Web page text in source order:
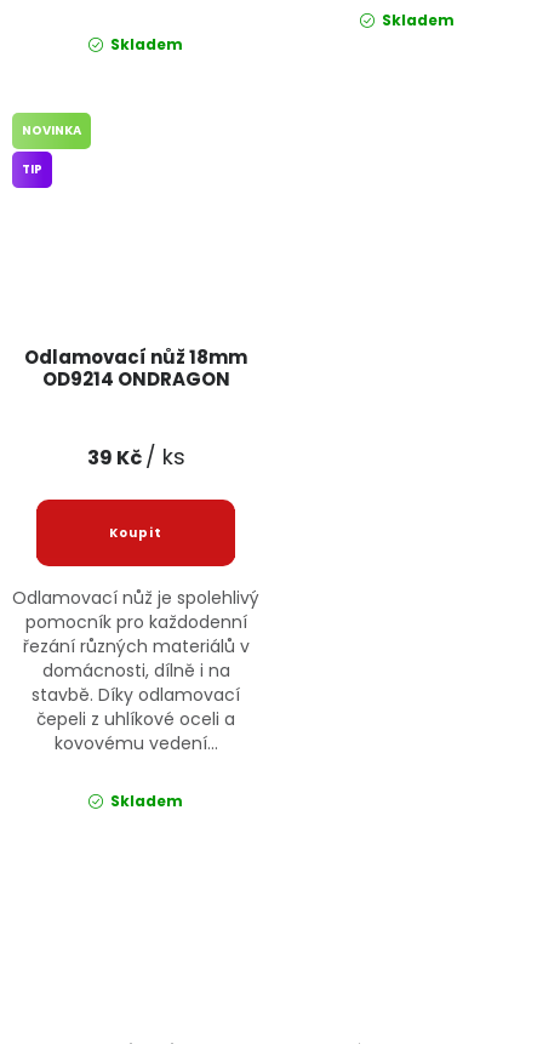
Skladem
Skladem
Odlamovací nůž 18mm
OD9214 ONDRAGON
NOVINKA
TIP
39 Kč/ ks
Odlamovací nůž je spolehlivý
pomocník pro každodenní
řezání různých materiálů v
domácnosti, dílně i na
stavbě. Díky odlamovací
čepeli z uhlíkové oceli a
kovovému vedení...
Skladem